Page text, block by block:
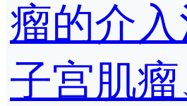
瘤的介入
子宫肌瘤